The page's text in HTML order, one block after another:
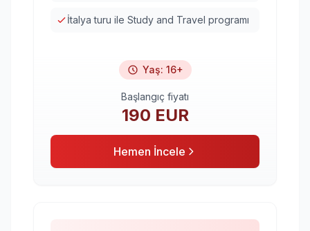
İtalya turu ile Study and Travel programı
Yaş: 16+
Başlangıç fiyatı
190 EUR
Hemen İncele